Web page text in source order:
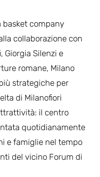
basket company
collaborazione con
Giorgia Silenzi e
romane, Milano
strategiche per
di Milanofiori
il centro
quotidianamente
e famiglie nel tempo
del vicino Forum di